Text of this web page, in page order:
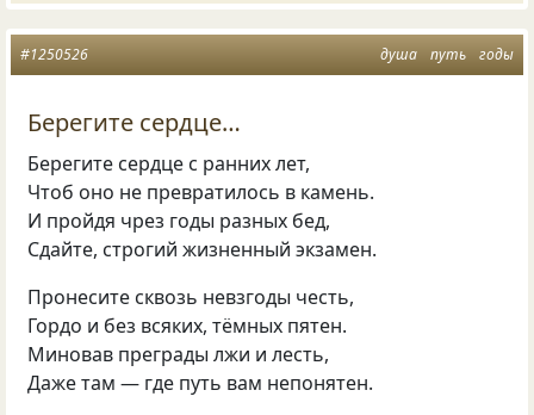
душа путь годы
#1250526
Берегите сердце…
Берегите сердце с ранних лет,
Чтоб оно не превратилось в камень.
И пройдя чрез годы разных бед,
Сдайте, строгий жизненный экзамен.
Пронесите сквозь невзгоды честь,
Гордо и без всяких, тёмных пятен.
Миновав преграды лжи и лесть,
Даже там — где путь вам непонятен.